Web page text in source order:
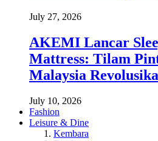
July 27, 2026
AKEMI Lancar
Mattress: Tilam
Malaysia
July 10, 2026
Fashion
Leisure & Dine
Kembara